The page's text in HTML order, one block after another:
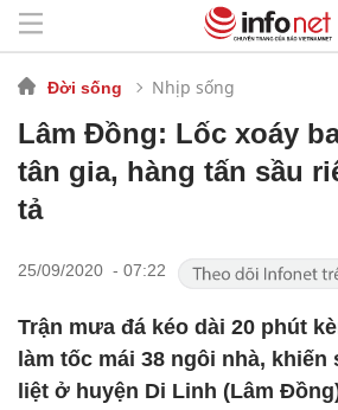
Đời sống Nhịp sống
Lâm Đồng: Lốc xoáy
tân gia, hàng tấn sầu
tả
25/09/2020 - 07:22
Trận mưa đá kéo dài 20 phút
làm tốc mái 38 ngôi nhà,
liệt ở huyện Di Linh (Lâm